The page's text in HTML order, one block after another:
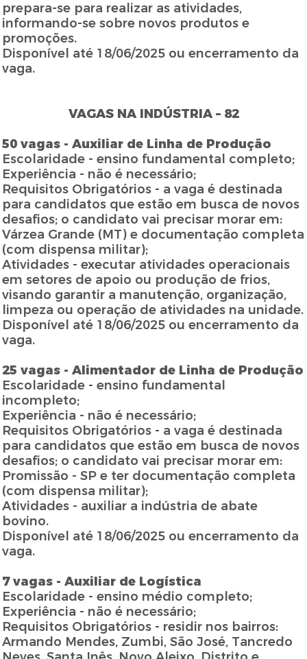
prepara-se para realizar as atividades,
informando-se sobre novos produtos e
promoções.
Disponível até 18/06/2025 ou encerramento da
vaga.
VAGAS NA INDÚSTRIA – 82
50 vagas - Auxiliar de Linha de Produção
Escolaridade - ensino fundamental completo;
Experiência - não é necessário;
Requisitos Obrigatórios - a vaga é destinada
para candidatos que estão em busca de novos
desafios; o candidato vai precisar morar em:
Várzea Grande (MT) e documentação completa
(com dispensa militar);
Atividades - executar atividades operacionais
em setores de apoio ou produção de frios,
visando garantir a manutenção, organização,
limpeza ou operação de atividades na unidade.
Disponível até 18/06/2025 ou encerramento da
vaga.
25 vagas - Alimentador de Linha de Produção
Escolaridade - ensino fundamental
incompleto;
Experiência - não é necessário;
Requisitos Obrigatórios - a vaga é destinada
para candidatos que estão em busca de novos
desafios; o candidato vai precisar morar em:
Promissão - SP e ter documentação completa
(com dispensa militar);
Atividades - auxiliar a indústria de abate
bovino.
Disponível até 18/06/2025 ou encerramento da
vaga.
7 vagas - Auxiliar de Logística
Escolaridade - ensino médio completo;
Experiência - não é necessário;
Requisitos Obrigatórios - residir nos bairros:
Armando Mendes, Zumbi, São José, Tancredo